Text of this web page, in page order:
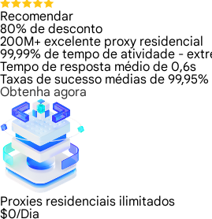
Recomendar
80% de desconto
200M+ excelente proxy residencial
99,99% de tempo de atividade -
Tempo de resposta médio de 0,6s
Taxas de sucesso médias de 99,95%
Obtenha agora
Proxies residenciais ilimitados
$0/Dia